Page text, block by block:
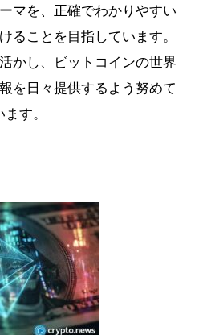
マを、正確でわかりやすい
ることを目指しています。
かし、ビットコインの世界
を日々提供するよう努めて
ます。